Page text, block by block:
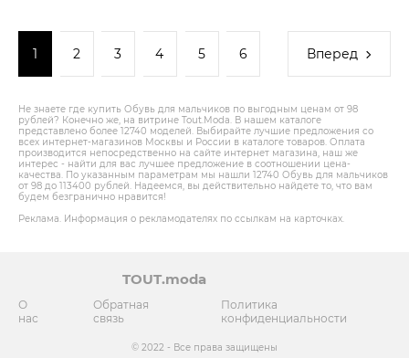
1 2 3 4 5 6 Вперед
Не знаете где купить Обувь для мальчиков по выгодным ценам от 98
рублей? Конечно же, на витрине Tout.Modа. В нашем каталоге
представлено более 12740 моделей. Выбирайте лучшие предложения со
всех интернет-магазинов Москвы и России в каталоге товаров. Оплата
производится непосредственно на сайте интернет магазина, наш же
интерес - найти для вас лучшее предложение в соотношении цена-
качества. По указанным параметрам мы нашли 12740 Обувь для мальчиков
от 98 до 113400 рублей. Надеемся, вы действительно найдете то, что вам
будем безгранично нравится!
Реклама. Информация о рекламодателях по ссылкам на карточках.
TOUT.moda
О
нас
Обратная
связь
Политика
конфиденциальности
© 2022 - Все права защищены